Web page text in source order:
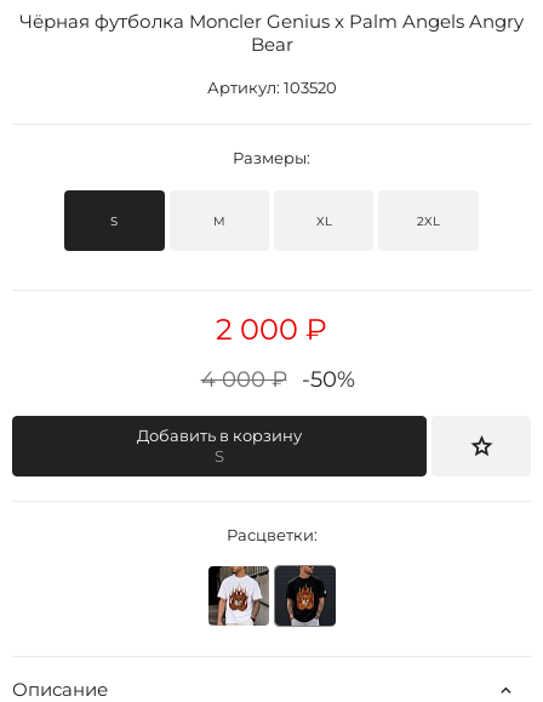
Чёрная футболка Moncler Genius x Palm Angels Angry
Bear
Артикул: 103520
Размеры:
S M XL 2XL
2 000 ₽
4 000 ₽ -50%
Добавить в корзину
S
Расцветки:
Описание